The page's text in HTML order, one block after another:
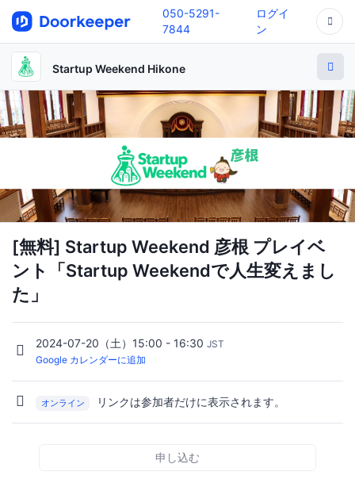
050-5291-
7844
ログイ
ン
Startup Weekend Hikone
[無料] Startup Weekend 彦根 プレイベ
ント「Startup Weekendで人生変えまし
た」
2024-07-20（土）15:00 - 16:30 JST
Google カレンダーに追加
オンライン リンクは参加者だけに表示されます。
申し込む